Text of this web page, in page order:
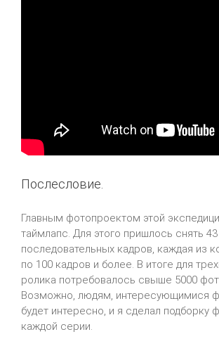
Послесловие.
Главным фотопроектом этой
таймлапс. Для этого пришлось снять
последовательных кадров, каждая из
по 100 кадров и более. В итоге для
ролика потребовалось свыше 5000
Возможно, людям, интересующимися
будет интересно, и я сделал подборку
каждой серии.